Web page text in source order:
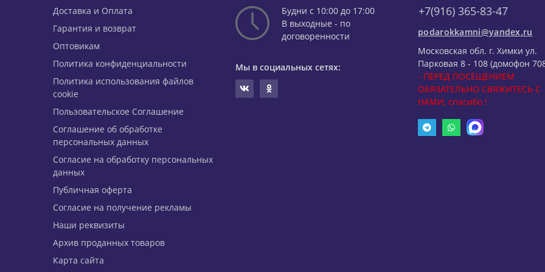
Доставка и Оплата
Гарантия и возврат
Оптовикам
Политика конфиденциальности
Политика использования файлов
cookie
Пользовательское Соглашение
Соглашение об обработке
персональных данных
Согласие на обработку персональных
данных
Публичная оферта
Согласие на получение рекламы
Наши реквизиты
Архив проданных товаров
Карта сайта
Будни с 10:00 до 17:00
В выходные - по
договоренности
Мы в социальных сетях:
+7(916) 365-83-47
podarokkamni@yandex.ru
Московская обл. г. Химки ул.
Парковая 8 - 108 (домофон
- ПЕРЕД ПОСЕЩЕНИЕМ
ОБЯЗАТЕЛЬНО СВЯЖИТЕСЬ С
НАМИ, спасибо !